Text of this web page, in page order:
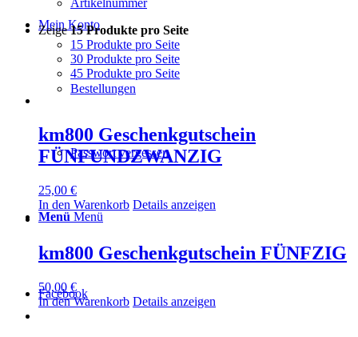
Mein Konto
Bestellungen
Passwort vergessen
Menü Menü
Facebook
Zeige15 Produkte pro Seite
15 Produkte pro Seite
30 Produkte pro Seite
45 Produkte pro Seite
km800 Geschenkgutschein
FÜNFUNDZWANZIG
25,00 €
In den Warenkorb Details anzeigen
km800 Geschenkgutschein FÜNFZIG
50,00 €
In den Warenkorb Details anzeigen